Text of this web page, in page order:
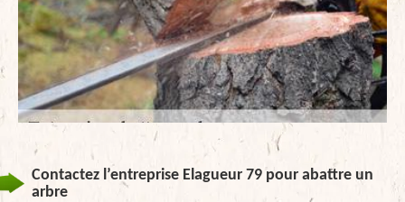
Contactez l’entreprise Elagueur 79 pour abattre un
arbre